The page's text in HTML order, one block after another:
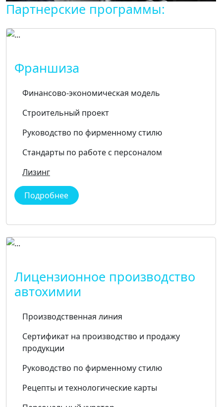
Партнерские программы:
Франшиза
Финансово-экономическая модель
Строительный проект
Руководство по фирменному стилю
Стандарты по работе с персоналом
Лизинг
Подробнее
Лицензионное производство
автохимии
Производственная линия
Сертификат на производство и продажу
продукции
Руководство по фирменному стилю
Рецепты и технологические карты